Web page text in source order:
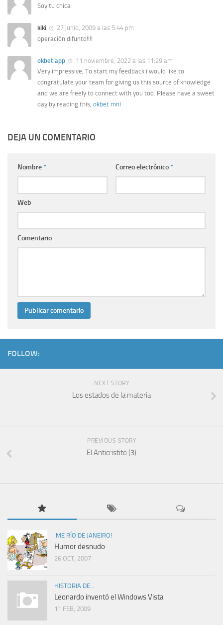
Soy tu chica
kiki
27 junio, 2009 a las 5:44 pm
operación difunto!!!!
okbet app
11 noviembre, 2022 a las 11:29 am
Very impressive, To start my feedback i would like to
congratulate your team for giving us this source of knowledge
and we are freely to connect with you too. Please have a sweet
day by reading this, okbet mnl
DEJA UN COMENTARIO
Nombre* Correo electrónico*
Web
Comentario
FOLLOW:
NEXT STORY
Los estados de la materia
PREVIOUS STORY
El Anticristito (3)
¡ME RÍO DE JANEIRO!
Humor desnudo
26 OCT, 2007
HISTORIA DE...
Leonardo inventó el Windows Vista
11 FEB, 2009